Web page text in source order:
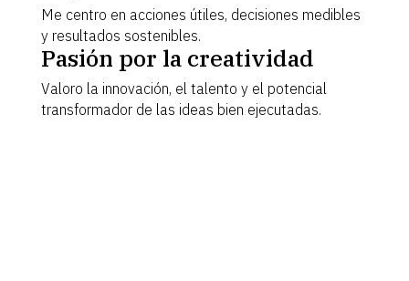
Me centro en acciones útiles, decisiones medibles
y resultados sostenibles.
Pasión por la creatividad
Valoro la innovación, el talento y el potencial
transformador de las ideas bien ejecutadas.